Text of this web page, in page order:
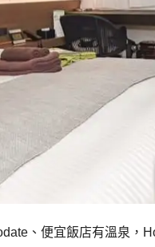
、便宜飯店有溫泉，